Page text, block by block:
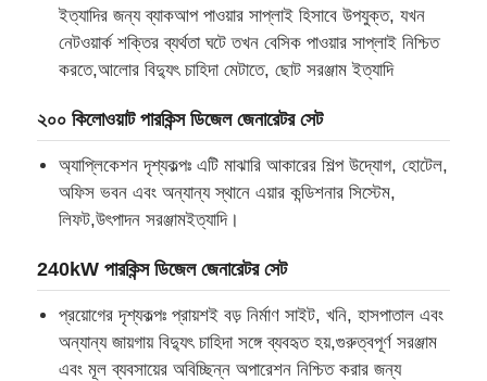
পণ্য
আমাদের সম্পর্কে
কারখানা ভ্রমণ
মান নিয়ন্ত্রণ
ইত্যাদির জন্য ব্যাকআপ পাওয়ার সাপ্লাই হিসাবে উপযুক্ত, যখন
নেটওয়ার্ক শক্তির ব্যর্থতা ঘটে তখন বেসিক পাওয়ার সাপ্লাই নিশ্চিত
করতে,আলোর বিদ্যুৎ চাহিদা মেটাতে, ছোট সরঞ্জাম ইত্যাদি
২০০ কিলোওয়াট পারকিন্স ডিজেল জেনারেটর সেট
অ্যাপ্লিকেশন দৃশ্যকল্পঃ এটি মাঝারি আকারের শিল্প উদ্যোগ, হোটেল,
অফিস ভবন এবং অন্যান্য স্থানে এয়ার কন্ডিশনার সিস্টেম,
লিফট,উৎপাদন সরঞ্জামইত্যাদি।
240kW পারকিন্স ডিজেল জেনারেটর সেট
প্রয়োগের দৃশ্যকল্পঃ প্রায়শই বড় নির্মাণ সাইট, খনি, হাসপাতাল এবং
অন্যান্য জায়গায় বিদ্যুৎ চাহিদা সঙ্গে ব্যবহৃত হয়,গুরুত্বপূর্ণ সরঞ্জাম
এবং মূল ব্যবসায়ের অবিচ্ছিন্ন অপারেশন নিশ্চিত করার জন্য